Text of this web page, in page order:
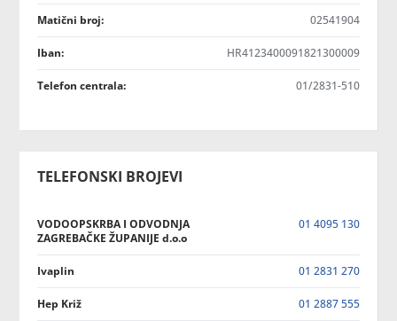
Matični broj: 02541904
Iban: HR4123400091821300009
Telefon centrala: 01/2831-510
TELEFONSKI BROJEVI
VODOOPSKRBA I ODVODNJA
ZAGREBAČKE ŽUPANIJE d.o.o
01 4095 130
Ivaplin 01 2831 270
Hep Križ 01 2887 555